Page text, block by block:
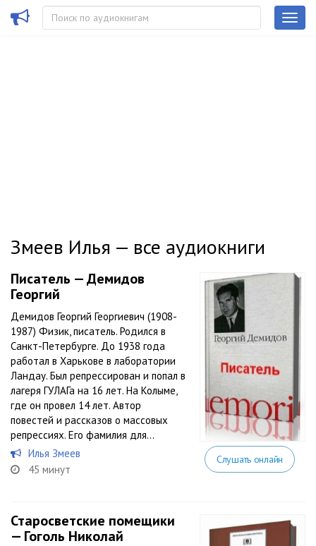
Змеев Илья — все аудиокниги
Писатель — Демидов
Георгий
Демидов Георгий Георгиевич (1908-
1987) Физик, писатель. Родился в
Санкт-Петербурге. До 1938 года
работал в Харькове в лаборатории
Ландау. Был репрессирован и попал в
лагеря ГУЛАГа на 16 лет. На Колыме,
где он провел 14 лет. Автор
повестей и рассказов о массовых
репрессиях. Его фамилия для...
Илья Змеев
45 минут
Слушать онлайн
Старосветские помещики
— Гоголь Николай